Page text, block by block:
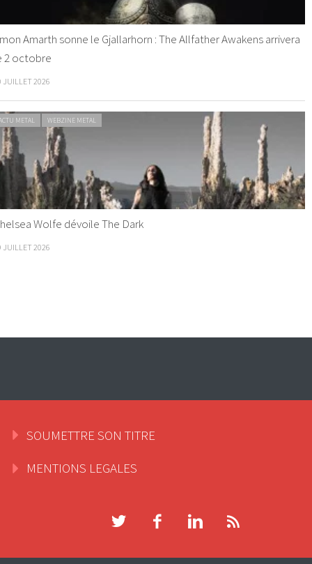
Amarth sonne le Gjallarhorn : The Allfather Awakens arrivera
2 octobre
JUILLET 2026
METAL WEBZINE METAL
Wolfe dévoile The Dark
JUILLET 2026
SOUMETTRE SON TITRE
MENTIONS LEGALES